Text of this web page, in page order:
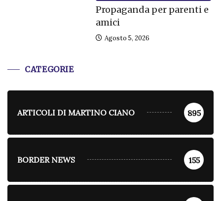
Propaganda per parenti e
amici
Agosto 5, 2026
CATEGORIE
ARTICOLI DI MARTINO CIANO 895
BORDER NEWS 155